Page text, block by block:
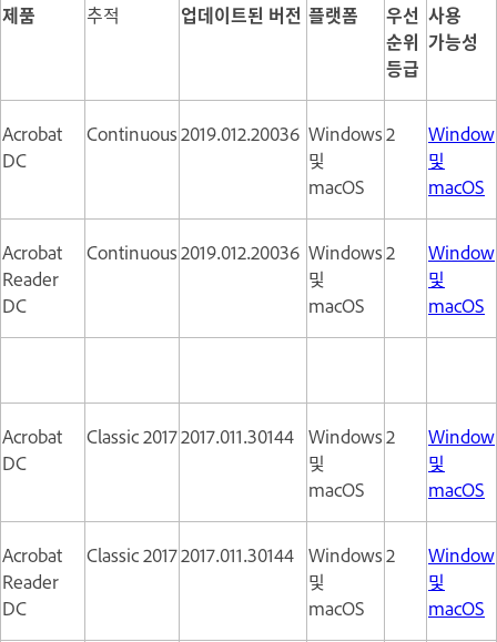
제품 추적 업데이트된 버전 플랫폼
우선
순위
등급
사용
가능성
Acrobat
DC
Continuous2019.012.20036 Windows
및
macOS
2
Window
및
macOS
Acrobat
Reader
DC
Continuous2019.012.20036 Windows
및
macOS
2
Window
및
macOS
Acrobat
DC
Classic 20172017.011.30144 Windows
및
macOS
2
Window
및
macOS
Acrobat
Reader
DC
Classic 20172017.011.30144 Windows
및
macOS
2
Window
및
macOS